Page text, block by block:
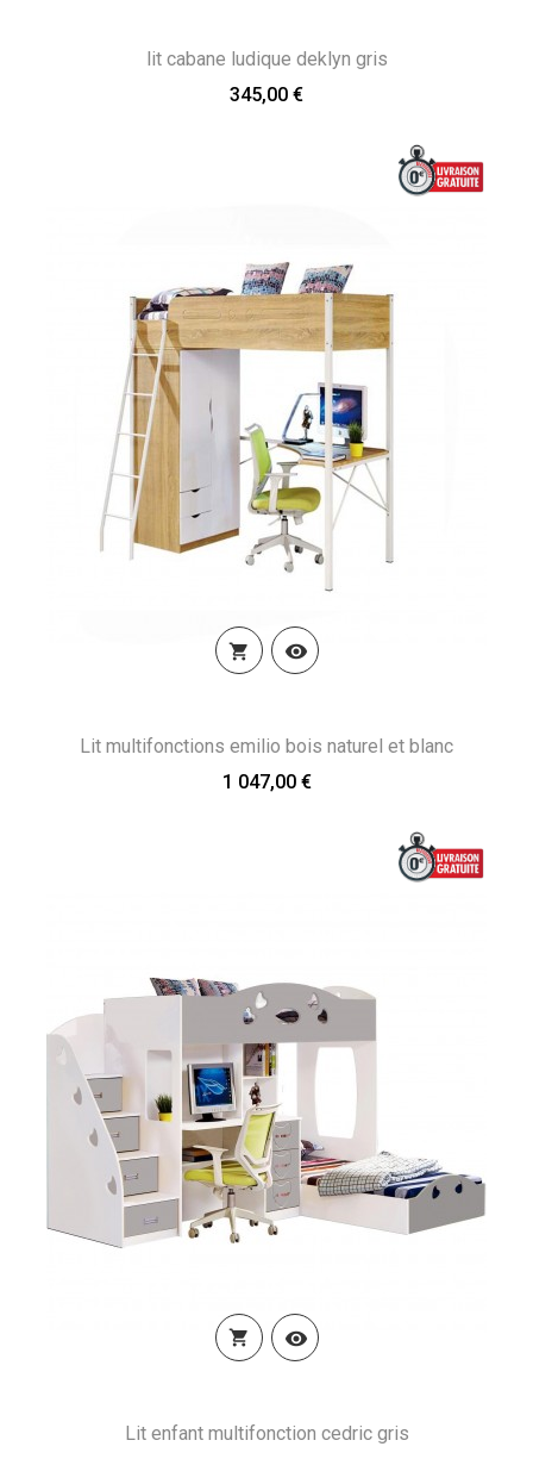
lit cabane ludique deklyn gris
345,00 €
 
Lit multifonctions emilio bois naturel et blanc
1 047,00 €
 
Lit enfant multifonction cedric gris